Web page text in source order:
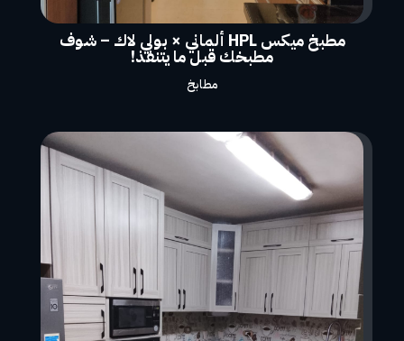
مطبخ ميكس HPL ألماني × بولي لاك – شوف
مطبخك قبل ما يتنفذ!
مطابخ